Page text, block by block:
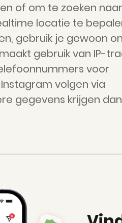
of om te zoeken
locatie te
gebruik je gewoon
gebruik van IP-
voor
volgen via
gegevens krijgen dan